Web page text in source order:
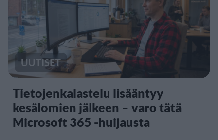
UUTISET
Tietojenkalastelu lisääntyy
kesälomien jälkeen – varo tätä
Microsoft 365 -huijausta